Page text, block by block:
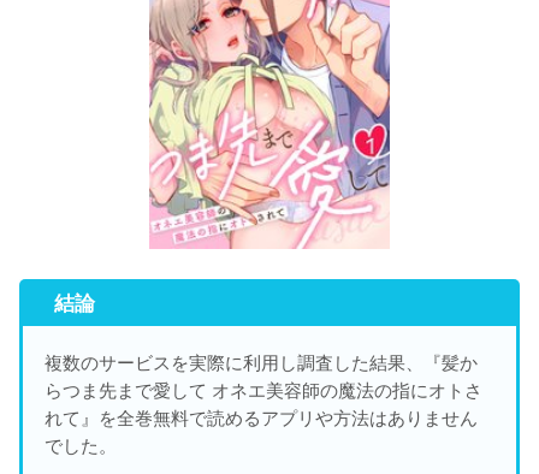
結論
複数のサービスを実際に利用し調査した結果、『髪か
らつま先まで愛して オネエ美容師の魔法の指にオトさ
れて』を全巻無料で読めるアプリや方法はありません
でした。